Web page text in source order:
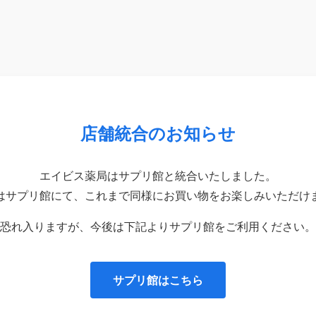
店舗統合のお知らせ
エイビス薬局はサプリ館と統合いたしました。
サプリ館にて、これまで同様にお買い物をお楽しみいただけ
恐れ入りますが、今後は下記よりサプリ館をご利用ください。
サプリ館はこちら